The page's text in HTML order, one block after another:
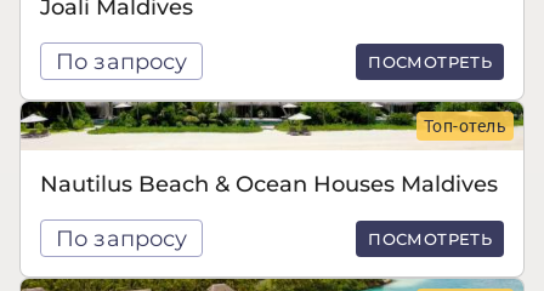
Joali Maldives
По запросу ПОСМОТРЕТЬ
Топ-отель
Nautilus Beach & Ocean Houses Maldives
По запросу ПОСМОТРЕТЬ